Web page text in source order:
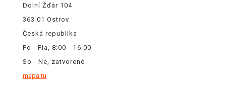
Dolní Žďár 104
363 01 Ostrov
Česká republika
Po - Pia, 8:00 - 16:00
So - Ne, zatvorené
mapa tu